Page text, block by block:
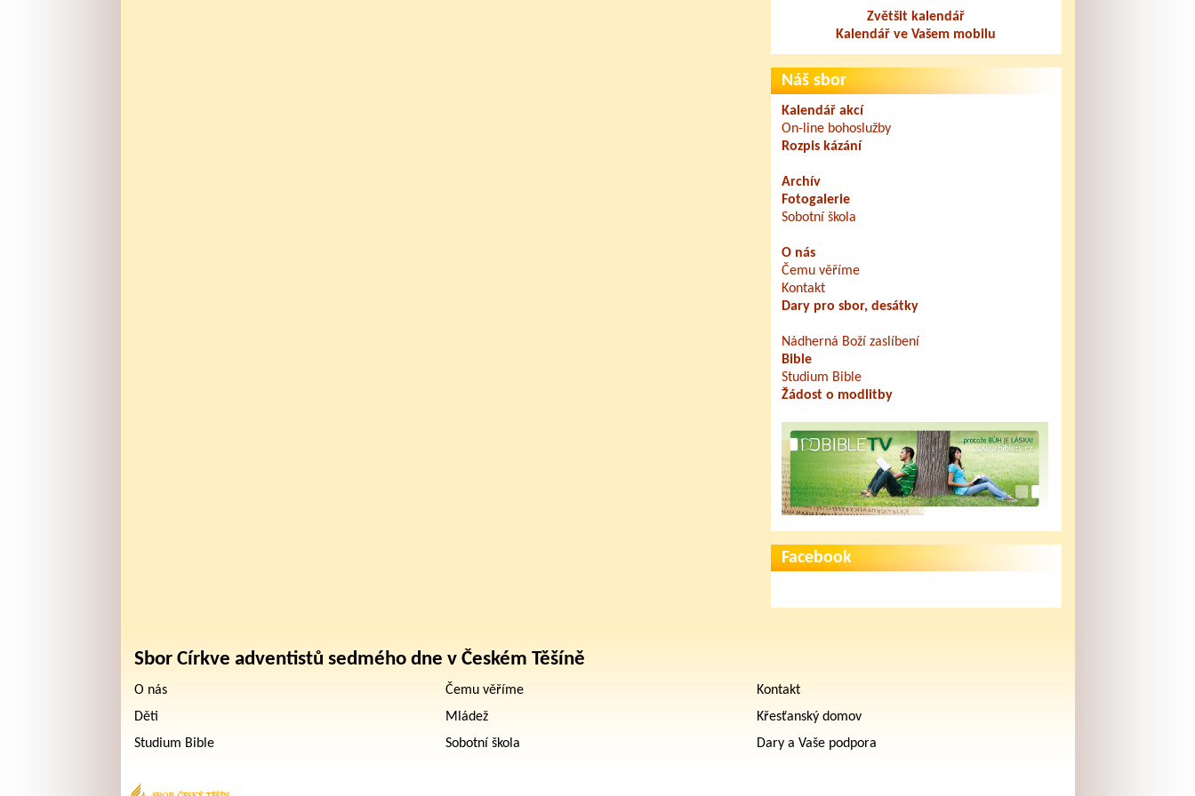
Zvětšit kalendář
Kalendář ve Vašem mobilu
Náš sbor
Kalendář akcí
On-line bohoslužby
Rozpis kázání
Archív
Fotogalerie
Sobotní škola
O nás
Čemu věříme
Kontakt
Dary pro sbor, desátky
Nádherná Boží zaslíbení
Bible
Studium Bible
Žádost o modlitby
Facebook
Sbor Církve adventistů sedmého dne v Českém Těšíně
O nás Čemu věříme
Kontakt
Děti
Mládež
Křesťanský domov
Studium Bible
Sobotní škola Dary a Vaše podpora